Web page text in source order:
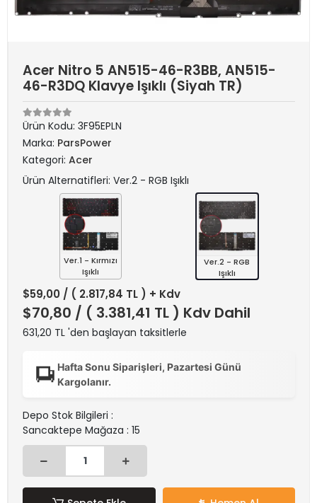
Acer Nitro 5 AN515-46-R3BB, AN515-
46-R3DQ Klavye Işıklı (Siyah TR)
Ürün Kodu: 3F95EPLN
Marka: ParsPower
Kategori: Acer
Ürün Alternatifleri: Ver.2 - RGB Işıklı
Ver.1 - Kırmızı
Işıklı
Ver.2 - RGB
Işıklı
$59,00 / ( 2.817,84 TL ) + Kdv
$70,80 / ( 3.381,41 TL ) Kdv Dahil
631,20 TL 'den başlayan taksitlerle
Hafta Sonu Siparişleri, Pazartesi Günü
Kargolanır.
Depo Stok Bilgileri :
Sancaktepe Mağaza : 15